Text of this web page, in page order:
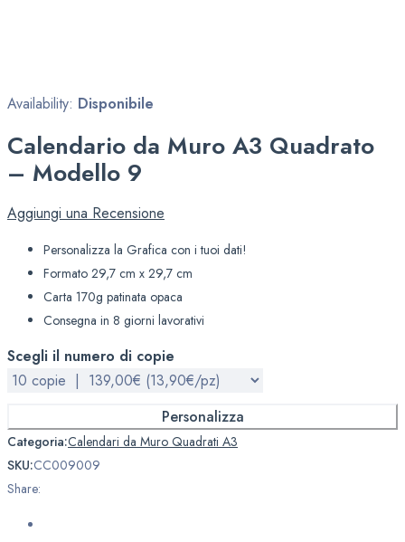
Availability: Disponibile
Calendario da Muro A3 Quadrato
– Modello 9
Aggiungi una Recensione
Personalizza la Grafica con i tuoi dati!
Formato 29,7 cm x 29,7 cm
Carta 170g patinata opaca
Consegna in 8 giorni lavorativi
Scegli il numero di copie
Personalizza
Categoria:Calendari da Muro Quadrati A3
SKU:CC009009
Share: